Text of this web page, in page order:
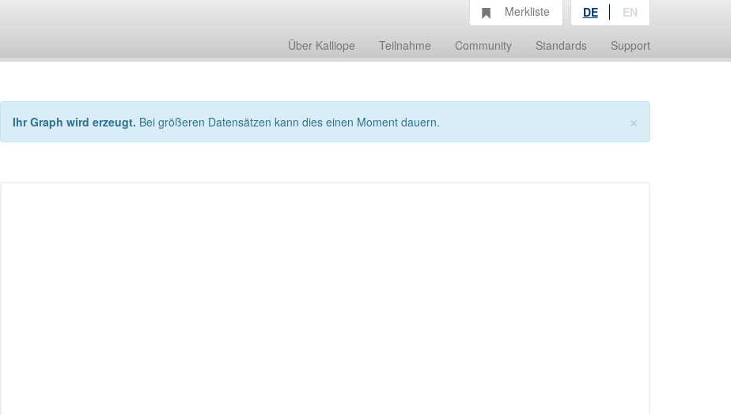
Über Kalliope Teilnahme Community Standards Support
Merkliste DE EN
×
Ihr Graph wird erzeugt. Bei größeren Datensätzen kann dies einen Moment dauern.